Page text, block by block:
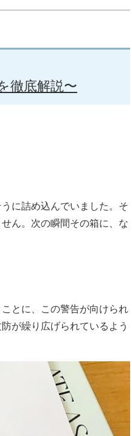
徹底解説〜
に詰め込んでいました。そ
ん。次の瞬間その箱に、な
とに、この警告が向けられ
が繰り広げられているよう